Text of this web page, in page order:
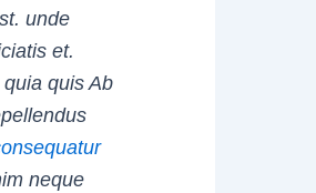
unde
et.
quis Ab
neque